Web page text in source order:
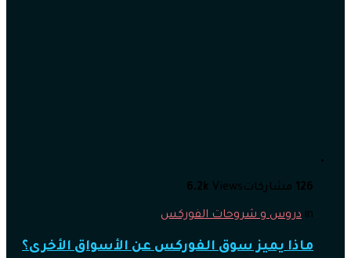
126 مشاركات 6.2k Views
in دروس و شروحات الفوركس
ماذا يميز سوق الفوركس عن الأسواق الأخرى؟